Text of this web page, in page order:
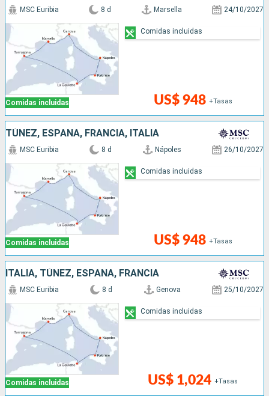
Comidas incluidas
MSC Euribia 8 d Marsella 24/10/2027
US$ 948 +Tasas
Comidas incluidas
TÚNEZ, ESPAÑA, FRANCIA, ITALIA
Comidas incluidas
MSC Euribia 8 d Nápoles 26/10/2027
US$ 948 +Tasas
Comidas incluidas
ITALIA, TÚNEZ, ESPAÑA, FRANCIA
Comidas incluidas
MSC Euribia 8 d Genova 25/10/2027
US$ 1,024 +Tasas
Comidas incluidas